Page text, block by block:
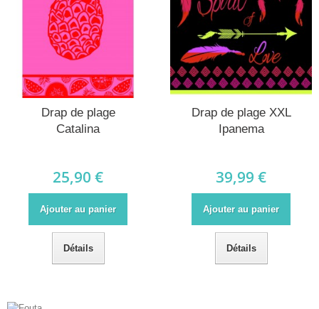
Drap de plage
Catalina
25,90 €
Ajouter au panier
Détails
Drap de plage XXL
Ipanema
39,99 €
Ajouter au panier
Détails